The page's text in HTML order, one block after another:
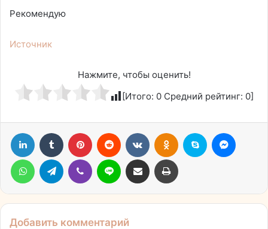
Рекомендую
Источник
Нажмите, чтобы оценить!
[Итого: 0 Средний рейтинг: 0]
LinkedIn Tumblr Pinterest Reddit ВконтактеОдноклассники
Skype
WhatsAppTelegram Viber Line Поделиться через электронную почту Печатать
Добавить комментарий